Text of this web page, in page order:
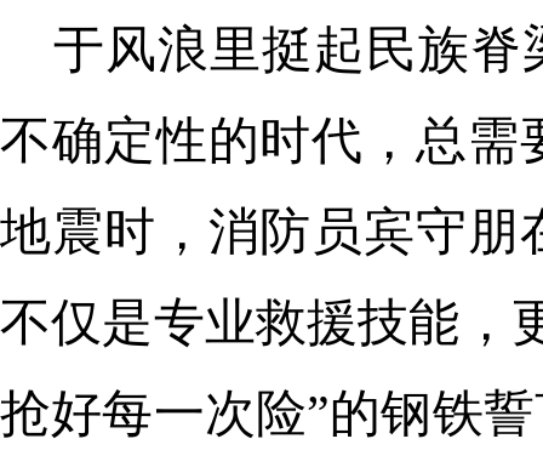
于风浪里挺起民族脊
不确定性的时代，总需
地震时，消防员宾守朋
不仅是专业救援技能，
抢好每一次险”的钢铁